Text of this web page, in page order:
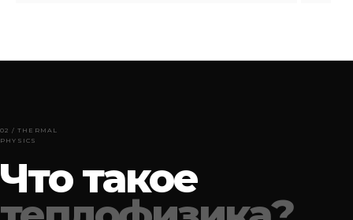
02 / THERMAL
PHYSICS
Что такое